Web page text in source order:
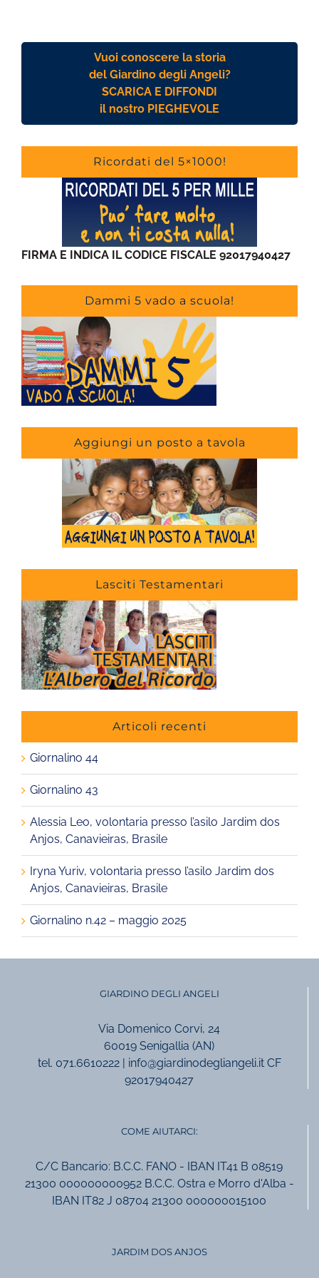
Vuoi conoscere la storia
del Giardino degli Angeli?
SCARICA E DIFFONDI
il nostro PIEGHEVOLE
Ricordati del 5×1000!
FIRMA E INDICA IL CODICE FISCALE 92017940427
Dammi 5 vado a scuola!
Aggiungi un posto a tavola
Lasciti Testamentari
Articoli recenti
Giornalino 44
Giornalino 43
Alessia Leo, volontaria presso l’asilo Jardim dos
Anjos, Canavieiras, Brasile
Iryna Yuriv, volontaria presso l’asilo Jardim dos
Anjos, Canavieiras, Brasile
Giornalino n.42 – maggio 2025
GIARDINO DEGLI ANGELI
Via Domenico Corvi, 24
60019 Senigallia (AN)
tel. 071.6610222 | info@giardinodegliangeli.it CF
92017940427
COME AIUTARCI:
C/C Bancario: B.C.C. FANO - IBAN IT41 B 08519
21300 000000000952 B.C.C. Ostra e Morro d'Alba -
IBAN IT82 J 08704 21300 000000015100
JARDIM DOS ANJOS